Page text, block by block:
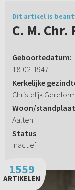
Dit artikel is
C. M. Chr.
Geboortedatum:
18-02-1947
Kerkelijke
Christelijk
Woon/
Aalten
Status:
Inactief
1559
ARTIKELEN